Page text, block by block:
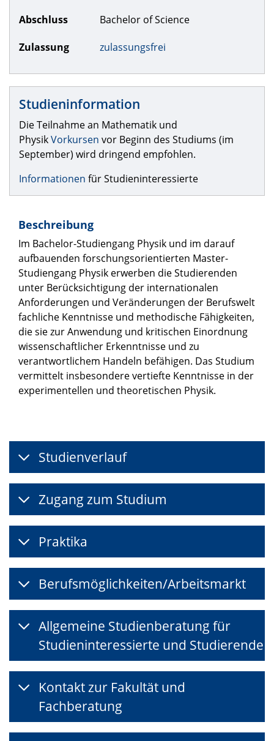
Abschluss Bachelor of Science
Zulassung zulassungsfrei
Studieninformation
Die Teilnahme an Mathematik und
PhysikVorkursen vor Beginn des Studiums (im
September) wird dringend empfohlen.
Informationen für Studieninteressierte
Beschreibung
Im Bachelor-Studiengang Physik und im darauf
aufbauenden forschungsorientierten Master-
Studiengang Physik erwerben die Studierenden
unter Berücksichtigung der internationalen
Anforderungen und Veränderungen der Berufswelt
fachliche Kenntnisse und methodische Fähigkeiten,
die sie zur Anwendung und kritischen Einordnung
wissenschaftlicher Erkenntnisse und zu
verantwortlichem Handeln befähigen. Das Studium
vermittelt insbesondere vertiefte Kenntnisse in der
experimentellen und theoretischen Physik.
Studienverlauf
Zugang zum Studium
Praktika
Berufsmöglichkeiten/Arbeitsmarkt
Allgemeine Studienberatung für
Studieninteressierte und Studierende
Kontakt zur Fakultät und
Fachberatung